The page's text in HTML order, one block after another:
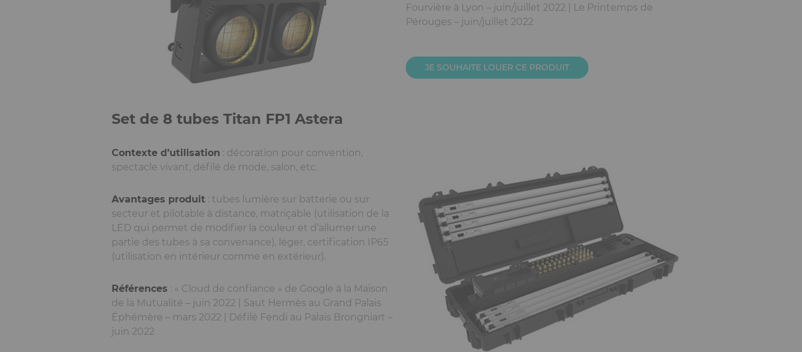
Fourvière à Lyon – juin/juillet 2022 | Le Printemps de
Pérouges – juin/juillet 2022
JE SOUHAITE LOUER CE PRODUIT
Set de 8 tubes Titan FP1 Astera
Contexte d’utilisation : décoration pour convention,
spectacle vivant, défilé de mode, salon, etc.
Avantages produit : tubes lumière sur batterie ou sur
secteur et pilotable à distance, matriçable (utilisation de la
LED qui permet de modifier la couleur et d’allumer une
partie des tubes à sa convenance), léger, certification IP65
(utilisation en intérieur comme en extérieur).
Références : « Cloud de confiance » de Google à la Maison
de la Mutualité – juin 2022 | Saut Hermès au Grand Palais
Éphémère – mars 2022 | Défilé Fendi au Palais Brongniart –
juin 2022